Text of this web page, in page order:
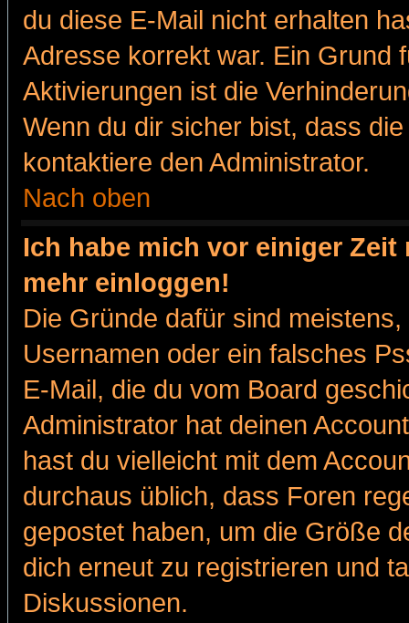
du diese E-Mail nicht erhalten
Adresse korrekt war. Ein Grund
Aktivierungen ist die
Wenn du dir sicher bist, dass
kontaktiere den Administrator.
Nach oben
Ich habe mich vor einiger
mehr einloggen!
Die Gründe dafür sind
Usernamen oder ein falsches
E-Mail, die du vom Board
Administrator hat deinen
hast du vielleicht mit dem
durchaus üblich, dass Foren
gepostet haben, um die Größe
dich erneut zu registrieren und
Diskussionen.